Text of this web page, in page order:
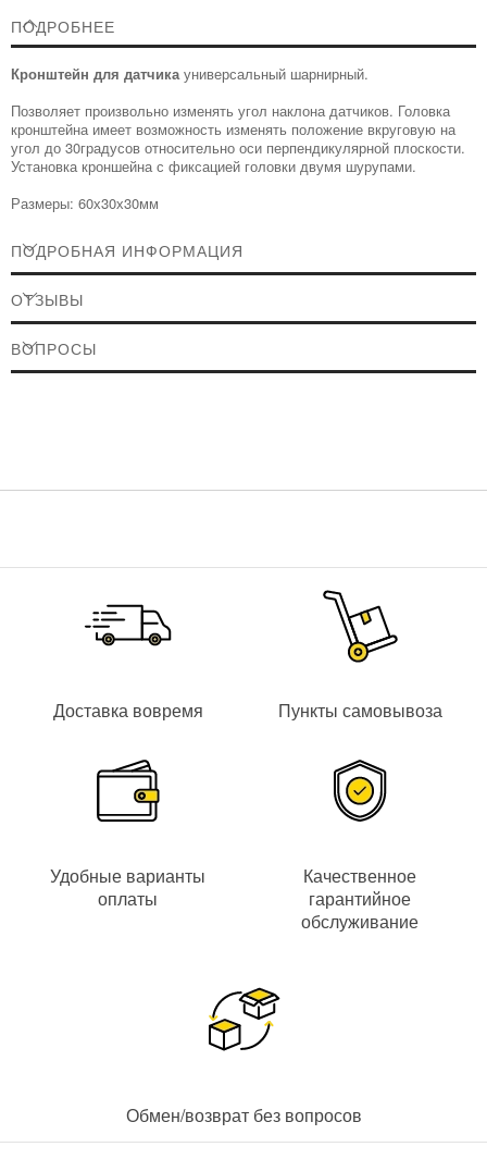
ПОДРОБНЕЕ
Кронштейн для датчикауниверсальный шарнирный.
Позволяет произвольно изменять угол наклона датчиков. Головка
кронштейна имеет возможность изменять положение вкруговую на
угол до 30градусов относительно оси перпендикулярной плоскости.
Установка кроншейна с фиксацией головки двумя шурупами.
Размеры: 60х30х30мм
ПОДРОБНАЯ ИНФОРМАЦИЯ
ОТЗЫВЫ
ВОПРОСЫ
Доставка вовремя Пункты самовывоза
Удобные варианты
оплаты
Качественное
гарантийное
обслуживание
Обмен/возврат без вопросов